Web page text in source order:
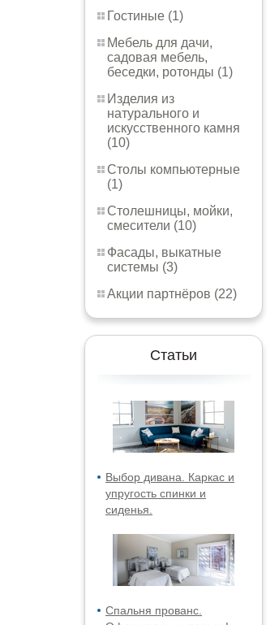
Гостиные (1)
Мебель для дачи,
садовая мебель,
беседки, ротонды (1)
Изделия из
натурального и
искусственного камня
(10)
Столы компьютерные
(1)
Столешницы, мойки,
смесители (10)
Фасады, выкатные
системы (3)
Акции партнёров (22)
Статьи
Выбор дивана. Каркас и
упругость спинки и
сиденья.
Спальня прованс.